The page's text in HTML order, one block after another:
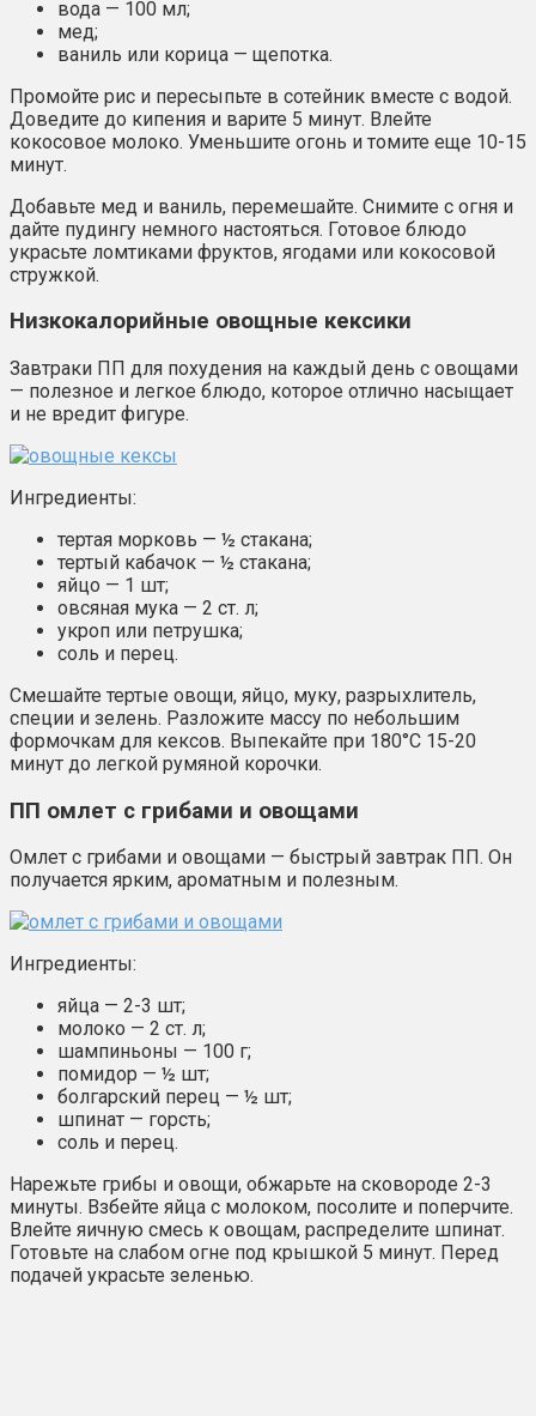
вода — 100 мл;
мед;
ваниль или корица — щепотка.
Промойте рис и пересыпьте в сотейник вместе с водой.
Доведите до кипения и варите 5 минут. Влейте
кокосовое молоко. Уменьшите огонь и томите еще 10-15
минут.
Добавьте мед и ваниль, перемешайте. Снимите с огня и
дайте пудингу немного настояться. Готовое блюдо
украсьте ломтиками фруктов, ягодами или кокосовой
стружкой.
Низкокалорийные овощные кексики
Завтраки ПП для похудения на каждый день с овощами
— полезное и легкое блюдо, которое отлично насыщает
и не вредит фигуре.
Ингредиенты:
тертая морковь — ½ стакана;
тертый кабачок — ½ стакана;
яйцо — 1 шт;
овсяная мука — 2 ст. л;
укроп или петрушка;
соль и перец.
Смешайте тертые овощи, яйцо, муку, разрыхлитель,
специи и зелень. Разложите массу по небольшим
формочкам для кексов. Выпекайте при 180°C 15-20
минут до легкой румяной корочки.
ПП омлет с грибами и овощами
Омлет с грибами и овощами — быстрый завтрак ПП. Он
получается ярким, ароматным и полезным.
Ингредиенты:
яйца — 2-3 шт;
молоко — 2 ст. л;
шампиньоны — 100 г;
помидор — ½ шт;
болгарский перец — ½ шт;
шпинат — горсть;
соль и перец.
Нарежьте грибы и овощи, обжарьте на сковороде 2-3
минуты. Взбейте яйца с молоком, посолите и поперчите.
Влейте яичную смесь к овощам, распределите шпинат.
Готовьте на слабом огне под крышкой 5 минут. Перед
подачей украсьте зеленью.